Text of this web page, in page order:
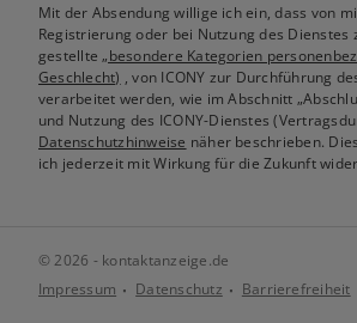
Mit der Absendung willige ich ein, dass von
Registrierung oder bei Nutzung des Dienstes
gestellte„besondere Kategorien
Geschlecht) , von ICONY zur Durchführung
verarbeitet werden, wie im Abschnitt
und Nutzung des ICONY-Dienstes
Datenschutzhinweise näher beschrieben.
ich jederzeit mit Wirkung für die Zukunft
© 2026 - kontaktanzeige.de
Impressum
Datenschutz Barrierefreiheit